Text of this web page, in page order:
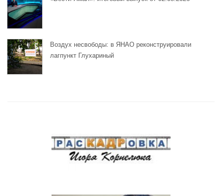
Воздух несвободы: в ЯНАО реконструировали
лагпункт Глухариный